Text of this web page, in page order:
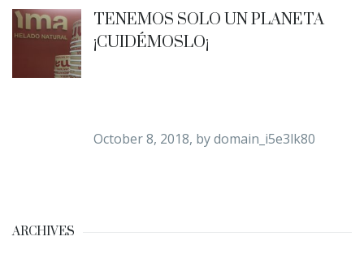
TENEMOS SOLO UN PLANETA
¡CUIDÉMOSLO¡
October 8, 2018, bydomain_i5e3lk80
ARCHIVES